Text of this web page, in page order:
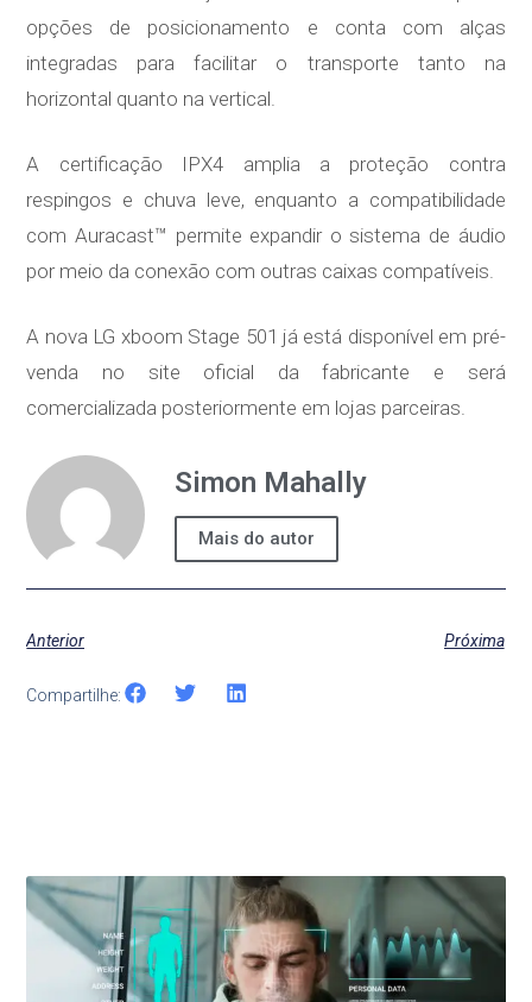
opções de posicionamento e conta com alças
integradas para facilitar o transporte tanto na
horizontal quanto na vertical.
A certificação IPX4 amplia a proteção contra
respingos e chuva leve, enquanto a compatibilidade
com Auracast™ permite expandir o sistema de áudio
por meio da conexão com outras caixas compatíveis.
A nova LG xboom Stage 501 já está disponível em pré-
venda no site oficial da fabricante e será
comercializada posteriormente em lojas parceiras.
Simon Mahally
Mais do autor
Anterior Próxima
Compartilhe:
Últimas Notícias